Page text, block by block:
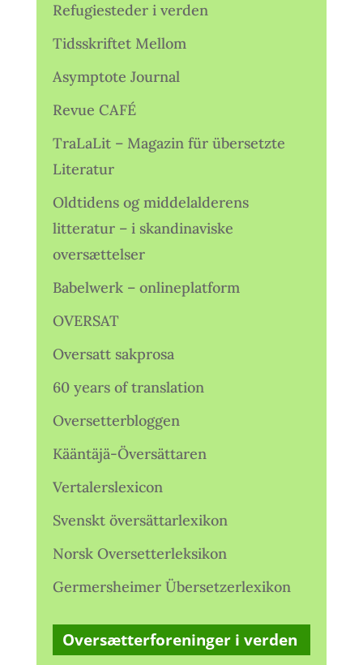
Refugiesteder i verden
Tidsskriftet Mellom
Asymptote Journal
Revue CAFÉ
TraLaLit – Magazin für übersetzte
Literatur
Oldtidens og middelalderens
litteratur – i skandinaviske
oversættelser
Babelwerk – onlineplatform
OVERSAT
Oversatt sakprosa
60 years of translation
Oversetterbloggen
Kääntäjä-Översättaren
Vertalerslexicon
Svenskt översättarlexikon
Norsk Oversetterleksikon
Germersheimer Übersetzerlexikon
Oversætterforeninger i verden